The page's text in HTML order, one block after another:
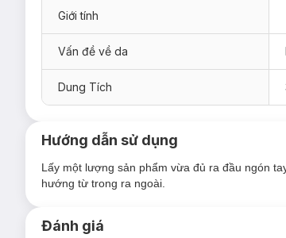
Giới tính
Vấn đề về da
Dung Tích
Hướng dẫn sử dụng
Lấy một lượng sản phẩm vừa đủ ra đầu ngón
hướng từ trong ra ngoài.
Đánh giá